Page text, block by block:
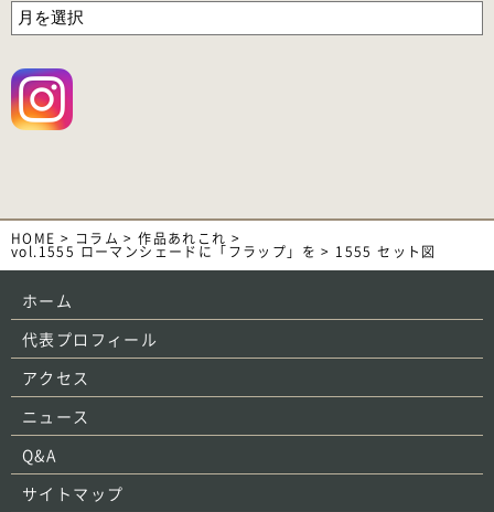
HOME > コラム >作品あれこれ >
vol.1555 ローマンシェードに「フラップ」を > 1555 セット図
ホーム
代表プロフィール
アクセス
ニュース
Q&A
サイトマップ